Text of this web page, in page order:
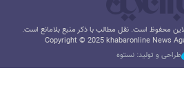
محفوظ است. نقل مطالب با ذکر منبع بلامانع است.
Copyright © 2025 khabaronline News
طراحی و تولید: نستوه